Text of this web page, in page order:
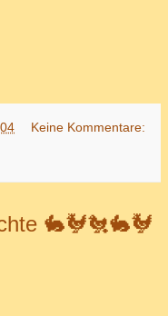
Keine Kommentare:
🐇🐓🐔🐇🐓